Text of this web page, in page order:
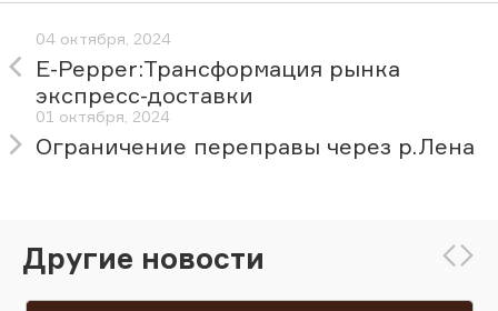
04 октября, 2024
E-Pepper:Трансформация рынка
экспресс-доставки
01 октября, 2024
Ограничение переправы через р.Лена
Другие новости